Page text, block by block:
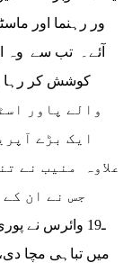
ور رہنما اور
آئے۔ تب سے وہ
والے پاور
ایک بڑے
علاوہ منیب نے
جس نے ان
میں تباہی مچا